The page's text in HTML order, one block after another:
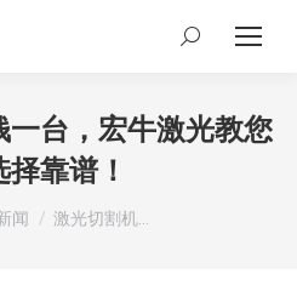
Search:
台，宏牛激光教您
靠谱！
闻 激光切割机…